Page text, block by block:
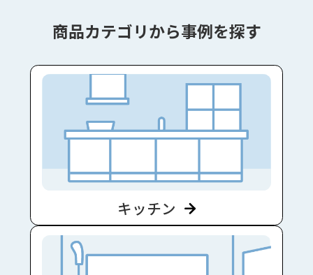
商品カテゴリから事例を探す
キッチン